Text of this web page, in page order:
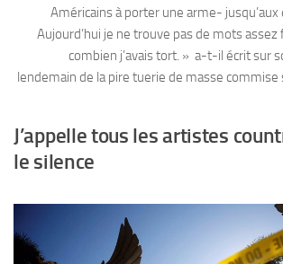
Américains à porter une arme- jusqu’aux
Aujourd’hui je ne trouve pas de mots
combien j’avais tort. » a-t-il écrit sur
lendemain de la pire tuerie de masse commise
J’appelle tous les artistes
le silence